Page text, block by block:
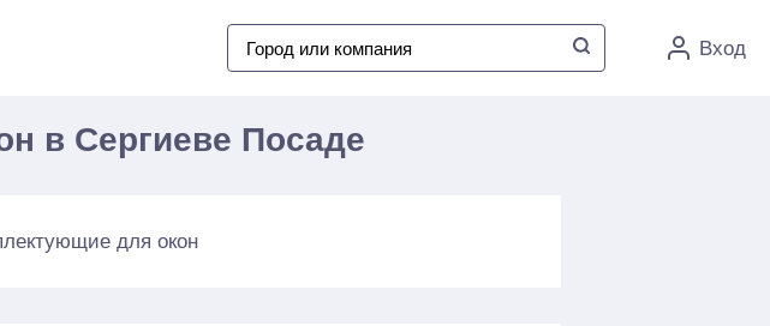
Вход
в Сергиеве Посаде
для окон